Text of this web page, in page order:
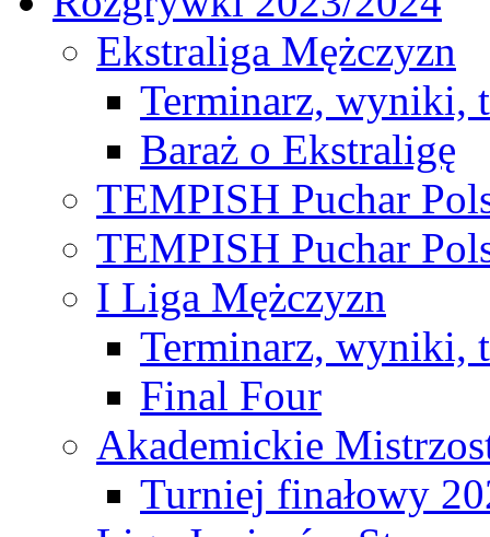
Ekstraliga Mężczyzn
Terminarz, wyniki,
Baraż o Ekstraligę
TEMPISH Puchar
TEMPISH Puchar
I Liga Mężczyzn
Terminarz, wyniki,
Final Four
Akademickie
Turniej finałowy